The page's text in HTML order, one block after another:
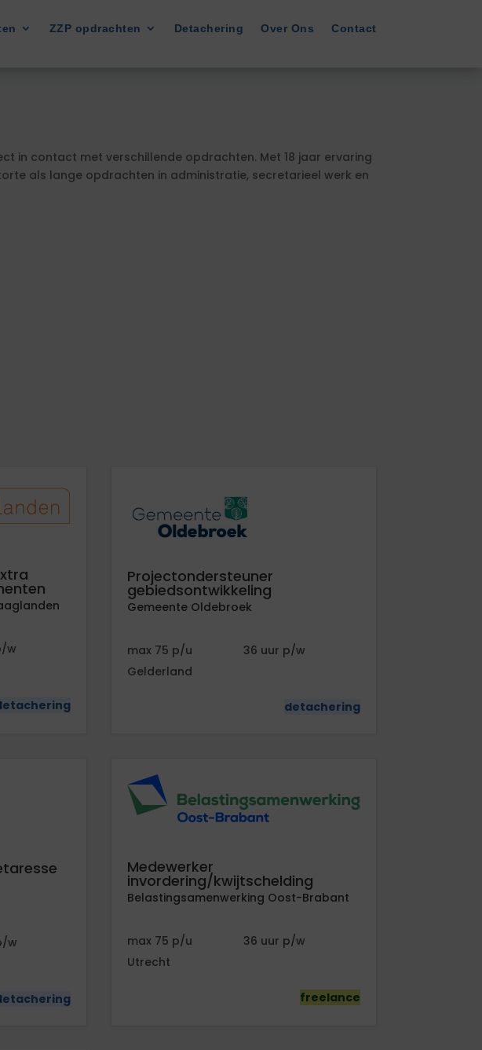
ZZP opdrachten Detachering Over Ons Contact
in contact met verschillende opdrachten. Met 18 jaar ervaring
als lange opdrachten in administratie, secretarieel werk en
Projectondersteuner
gebiedsontwikkeling
Gemeente Oldebroek
75
36
Gelderland
detachering
Medewerker
invordering/kwijtschelding
Belastingsamenwerking Oost-Brabant
75
36
Utrecht
freelance